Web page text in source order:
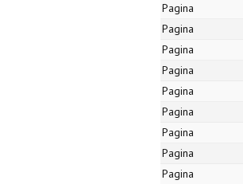
Pagina
Pagina
Pagina
Pagina
Pagina
Pagina
Pagina
Pagina
Pagina